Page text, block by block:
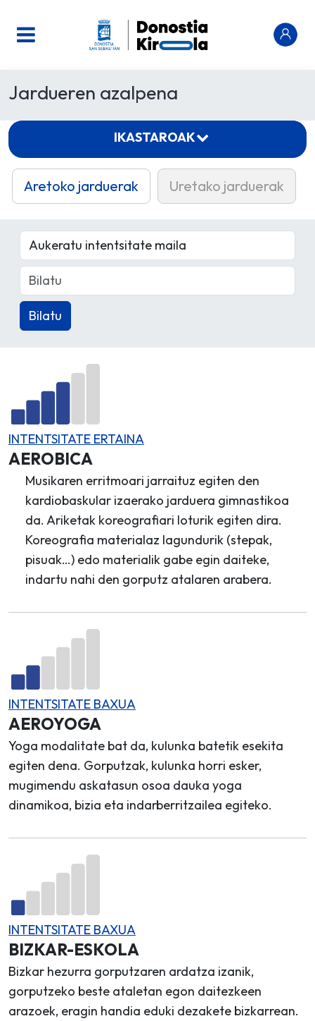
Jardueren azalpena
Aretoko jarduerak Uretako jarduerak
Bilatu
INTENTSITATE ERTAINA
AEROBICA
Musikaren erritmoari jarraituz egiten den
kardiobaskular izaerako jarduera gimnastikoa
da. Ariketak koreografiari loturik egiten dira.
Koreografia materialaz lagundurik (stepak,
pisuak…) edo materialik gabe egin daiteke,
indartu nahi den gorputz atalaren arabera.
INTENTSITATE BAXUA
AEROYOGA
Yoga modalitate bat da, kulunka batetik esekita
egiten dena. Gorputzak, kulunka horri esker,
mugimendu askatasun osoa dauka yoga
dinamikoa, bizia eta indarberritzailea egiteko.
INTENTSITATE BAXUA
BIZKAR-ESKOLA
Bizkar hezurra gorputzaren ardatza izanik,
gorputzeko beste ataletan egon daitezkeen
arazoek, eragin handia eduki dezakete bizkarrean.
IKASTAROAK